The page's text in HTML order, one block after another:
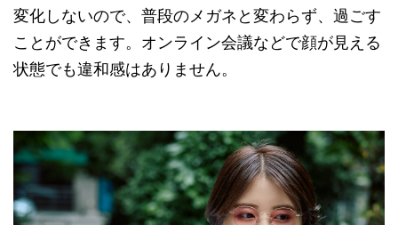
変化しないので、普段のメガネと変わらず、過ごす
ことができます。オンライン会議などで顔が見える
状態でも違和感はありません。